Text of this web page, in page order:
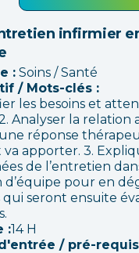
infirmier
: Soins / Santé
/ Mots-clés :
les besoins et
Analyser la relation
réponse
va apporter. 3.
de l’entretien
d’équipe pour en
qui seront ensuite
:14H
/ pré-